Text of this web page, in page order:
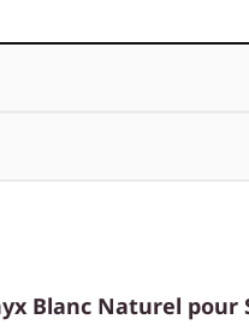
Blanc Naturel pour